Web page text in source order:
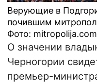
Верующие в
почившим
Фото: mitropolija.com
О значении
Черногории
премьер-